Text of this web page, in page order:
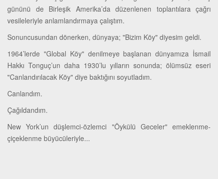
gününü de Birleşik Amerika’da düzenlenen toplantılara çağrı
vesileleriyle anlamlandırmaya çalıştım.
Sonuncusundan dönerken, dünyaya; "Bizim Köy" diyesim geldi.
1964’lerde "Global Köy" denilmeye başlanan dünyamıza İsmail
Hakkı Tonguç’un daha 1930’lu yılların sonunda; ölümsüz eseri
"Canlandırılacak Köy" diye baktığını soyutladım.
Canlandım.
Çağıldandım.
New York’un düşlemci-özlemci "Öykülü Geceler" emeklenme-
çiçeklenme büyücüleriyle...